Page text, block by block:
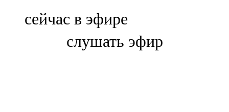
Болгар
сейчас в эфире
слушать эфир